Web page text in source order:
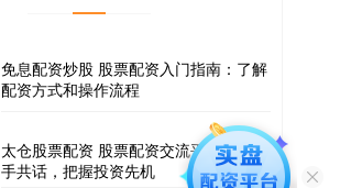
免息配资炒股 股票配资入门指南：了解
配资方式和操作流程
太仓股票配资 股票配资交流平台：与高
手共话，把握投资先机